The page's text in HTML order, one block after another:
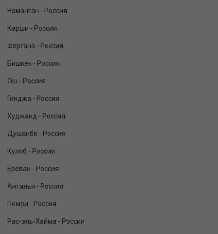
Наманган - Россия
Карши - Россия
Фергана - Россия
Бишкек - Россия
Ош - Россия
Гянджа - Россия
Худжанд - Россия
Душанбе - Россия
Куляб - Россия
Ереван - Россия
Анталья - Россия
Гюмри - Россия
Рас-эль-Хайма - Россия